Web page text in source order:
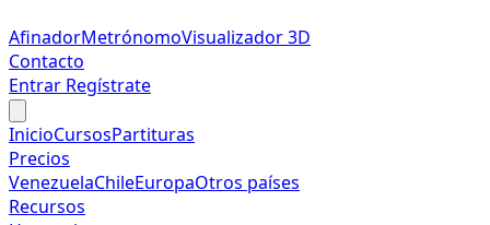
AfinadorMetrónomoVisualizador 3D
Contacto
Entrar Regístrate
InicioCursosPartituras
Precios
VenezuelaChileEuropaOtros países
Recursos